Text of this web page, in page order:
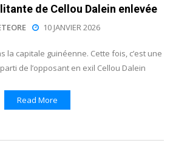
de Cellou Dalein enlevée
10 JANVIER 2026
la capitale guinéenne. Cette fois, c’est une
parti de l’opposant en exil Cellou Dalein
Read More